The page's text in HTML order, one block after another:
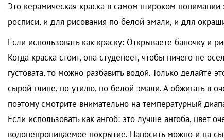
Это керамическая краска в самом широком понимании
росписи, и для рисования по белой эмали, и для
Если использовать как краску: Открываете баночку и
Когда краска стоит, она студенеет, чтобы ничего не
густовата, то можно разбавить водой. Только делайте
сырой глине, по утилю, по белой эмали. А обжигать в
поэтому смотрите внимательно на температурный
Если использовать как ангоб: это лучше ангоба, цвет
водонепроницаемое покрытие. Наносить можно и на